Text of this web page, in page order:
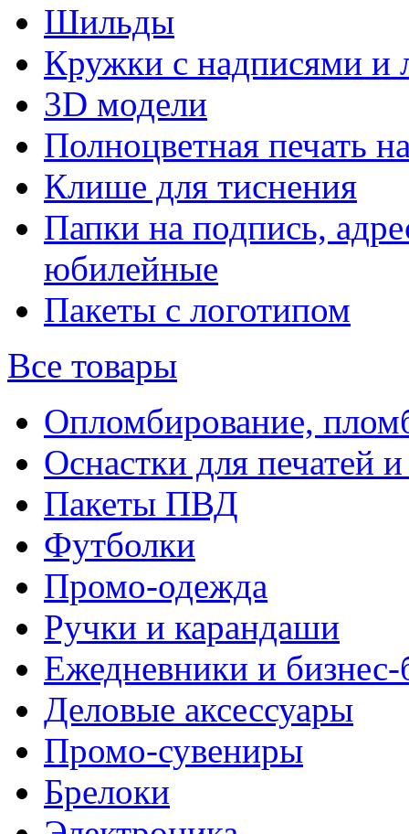
Шильды
Кружки с надписями и
3D модели
Полноцветная печать
Клише для тиснения
Папки на подпись,
юбилейные
Пакеты с логотипом
Все товары
Опломбирование,
Оснастки для печатей
Пакеты ПВД
Футболки
Промо-одежда
Ручки и карандаши
Ежедневники и
Деловые аксессуары
Промо-сувениры
Брелоки